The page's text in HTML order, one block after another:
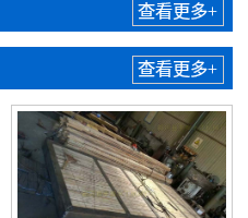
查看更多+
查看更多+